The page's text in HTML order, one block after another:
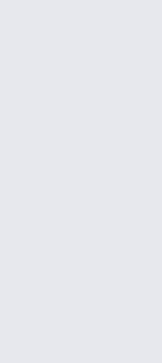
batterie neuve de
qualité pour votre
et en toute